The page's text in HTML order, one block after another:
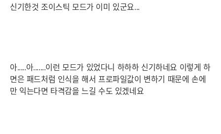
신기한것 조이스틱 모드가 이미 있군요...
아.....아.......이런 모드가 있었다니 하하하 신기하네요 이렇게 하
면은 패드처럼 인식을 해서 프로파일값이 변하기 때문에 손에
만 익는다면 타격감을 느길 수도 있겠네요